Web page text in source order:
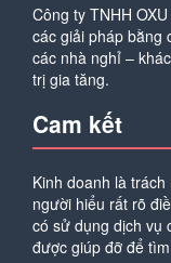
Công ty TNHH
các giải pháp bằng
các nhà nghỉ –
trị gia tăng.
Cam kết
Kinh doanh là
người hiểu rất rõ
có sử dụng dịch vụ
được giúp đỡ để